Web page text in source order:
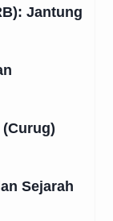
Jantung
Sejarah